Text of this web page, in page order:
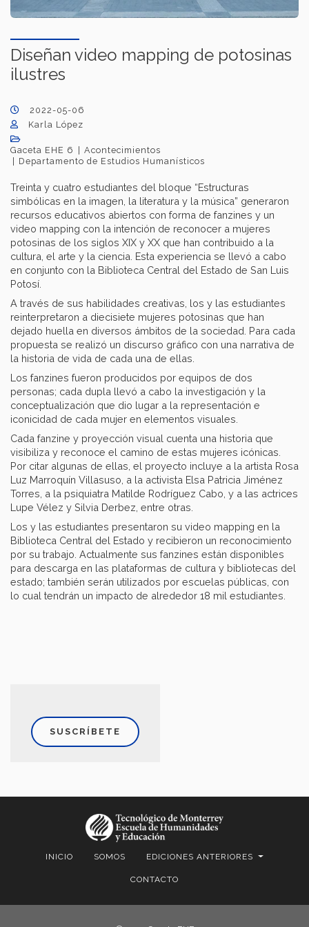
Diseñan video mapping de potosinas
ilustres
2022-05-06
Karla López
Gaceta EHE 6
Acontecimientos
Departamento de Estudios Humanísticos
Treinta y cuatro estudiantes del bloque “Estructuras
simbólicas en la imagen, la literatura y la música” generaron
recursos educativos abiertos con forma de fanzines y un
video mapping con la intención de reconocer a mujeres
potosinas de los siglos XIX y XX que han contribuido a la
cultura, el arte y la ciencia. Esta experiencia se llevó a cabo
en conjunto con la Biblioteca Central del Estado de San Luis
Potosí.
A través de sus habilidades creativas, los y las estudiantes
reinterpretaron a diecisiete mujeres potosinas que han
dejado huella en diversos ámbitos de la sociedad. Para cada
propuesta se realizó un discurso gráfico con una narrativa de
la historia de vida de cada una de ellas.
Los fanzines fueron producidos por equipos de dos
personas; cada dupla llevó a cabo la investigación y la
conceptualización que dio lugar a la representación e
iconicidad de cada mujer en elementos visuales.
Cada fanzine y proyección visual cuenta una historia que
visibiliza y reconoce el camino de estas mujeres icónicas.
Por citar algunas de ellas, el proyecto incluye a la artista Rosa
Luz Marroquín Villasuso, a la activista Elsa Patricia Jiménez
Torres, a la psiquiatra Matilde Rodríguez Cabo, y a las actrices
Lupe Vélez y Silvia Derbez, entre otras.
Los y las estudiantes presentaron su video mapping en la
Biblioteca Central del Estado y recibieron un reconocimiento
por su trabajo. Actualmente sus fanzines están disponibles
para descarga en las plataformas de cultura y bibliotecas del
estado; también serán utilizados por escuelas públicas, con
lo cual tendrán un impacto de alrededor 18 mil estudiantes.
SUSCRÍBETE
INICIO SOMOS EDICIONES ANTERIORES
CONTACTO